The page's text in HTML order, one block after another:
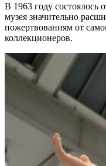
В 1963 году состоялось
музея значительно
пожертвованиям от
коллекционеров.